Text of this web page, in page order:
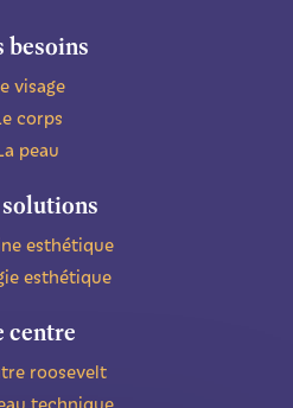
besoins
visage
corps
peau
esthétique
esthétique
centre
roosevelt